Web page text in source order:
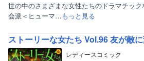
世の中のさまざまな女性たちのドラマチッ
会派＜ヒューマ…もっと見る
ストーリーな女たち Vol.96 友が敵
レディースコミック